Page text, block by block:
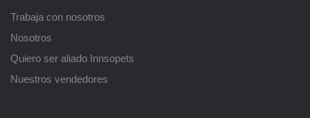
Trabaja con nosotros
Nosotros
Quiero ser aliado Innsopets
Nuestros vendedores